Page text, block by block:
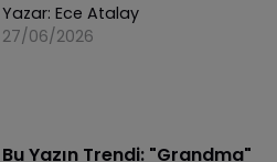
Yazar: Ece Atalay
27/06/2026
Bu Yazın Trendi: "Grandma"